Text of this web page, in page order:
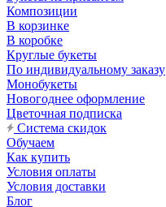
Композиции
В корзинке
В коробке
Круглые букеты
По индивидуальному заказу
Монобукеты
Новогоднее оформление
Цветочная подписка
Система скидок
Обучаем
Как купить
Условия оплаты
Условия доставки
Блог